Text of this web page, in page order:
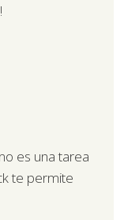
es una tarea
te permite